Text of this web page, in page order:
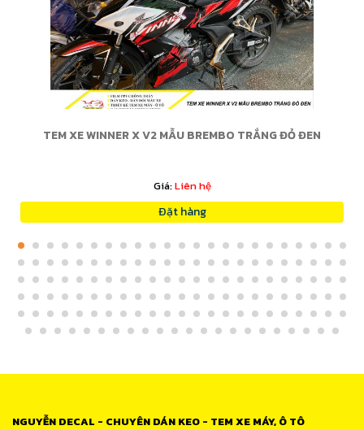
TEM XE WINNER X V2 MẪU BREMBO TRẮNG ĐỎ ĐEN
Giá:Liên hệ
Đặt hàng
NGUYỄN DECAL - CHUYÊN DÁN KEO - TEM XE MÁY, Ô TÔ